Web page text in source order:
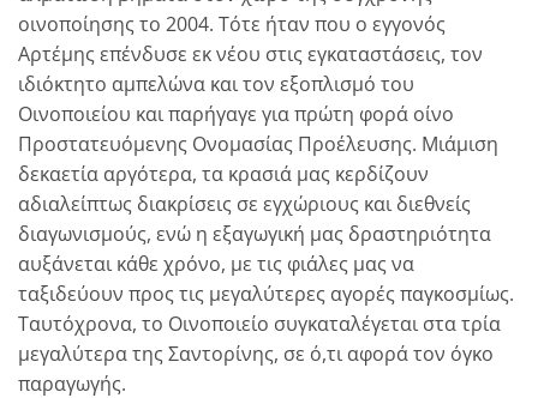
οινοποίησης το 2004. Τότε ήταν που ο εγγονός
Αρτέμης επένδυσε εκ νέου στις εγκαταστάσεις, τον
ιδιόκτητο αμπελώνα και τον εξοπλισμό του
Οινοποιείου και παρήγαγε για πρώτη φορά οίνο
Προστατευόμενης Ονομασίας Προέλευσης. Μιάμιση
δεκαετία αργότερα, τα κρασιά μας κερδίζουν
αδιαλείπτως διακρίσεις σε εγχώριους και διεθνείς
διαγωνισμούς, ενώ η εξαγωγική μας δραστηριότητα
αυξάνεται κάθε χρόνο, με τις φιάλες μας να
ταξιδεύουν προς τις μεγαλύτερες αγορές παγκοσμίως.
Ταυτόχρονα, το Οινοποιείο συγκαταλέγεται στα τρία
μεγαλύτερα της Σαντορίνης, σε ό,τι αφορά τον όγκο
παραγωγής.